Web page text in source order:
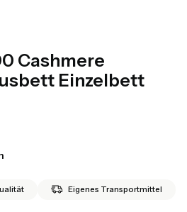
Cashmere
Einzelbett
Eigenes Transportmittel